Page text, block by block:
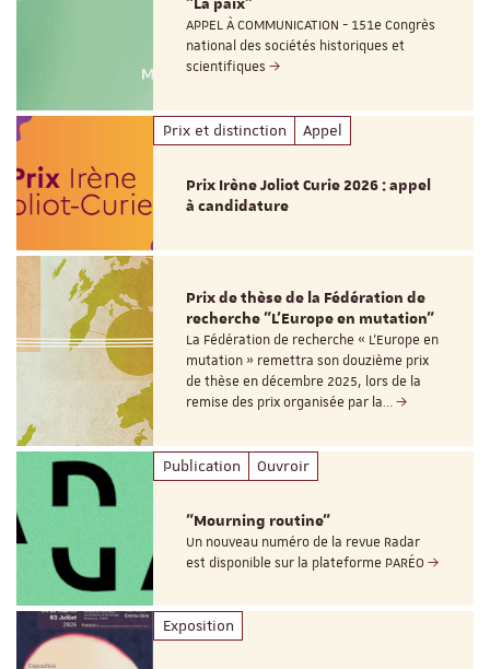
APPEL À COMMUNICATION - 151e Congrès
national des sociétés historiques et
scientifiques
Prix et distinction Appel
Prix Irène Joliot Curie 2026 : appel
à candidature
Prix de thèse de la Fédération de
recherche "L’Europe en mutation"
La Fédération de recherche « L’Europe en
mutation » remettra son douzième prix
de thèse en décembre 2025, lors de la
remise des prix organisée par la…
Publication Ouvroir
"Mourning routine"
Un nouveau numéro de la revue Radar
est disponible sur la plateforme PARÉO
Exposition